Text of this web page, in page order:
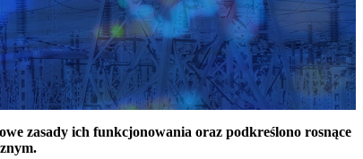
zasady ich funkcjonowania oraz podkreślono rosnące